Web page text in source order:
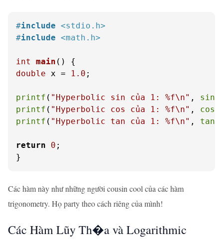
#include <stdio.h>
#include <math.h>
int main ()
double x = 1.0 ;
printf ( "Hyperbolic sin của 1: %f\n" , sinh
printf ( "Hyperbolic cos của 1: %f\n" , cosh
printf ( "Hyperbolic tan của 1: %f\n" , tanh
return 0 ;
}
Các hàm này như những người cousin cool của các hàm
trigonometry. Họ party theo cách riêng của mình!
Các Hàm Lũy Th�a và Logarithmic